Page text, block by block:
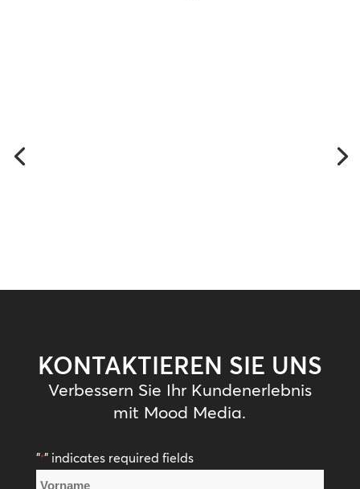
KONTAKTIEREN SIE UNS
Verbessern Sie Ihr Kundenerlebnis
mit Mood Media.
"*" indicates required fields
Name